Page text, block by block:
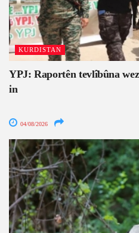
KURDISTAN
YPJ: Raportên tevlîbûna
in
04/08/2026